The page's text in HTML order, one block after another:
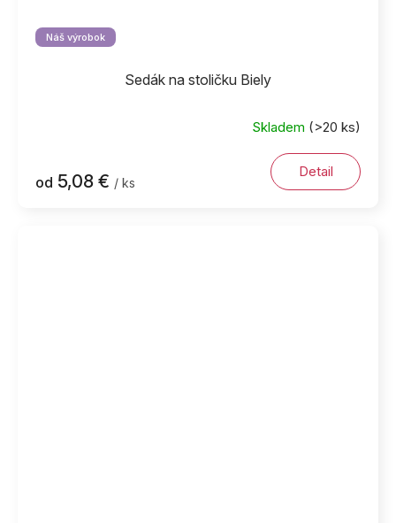
Náš výrobok
Sedák na stoličku Biely
Skladem (>20 ks)
od 5,08 € / ks
Detail